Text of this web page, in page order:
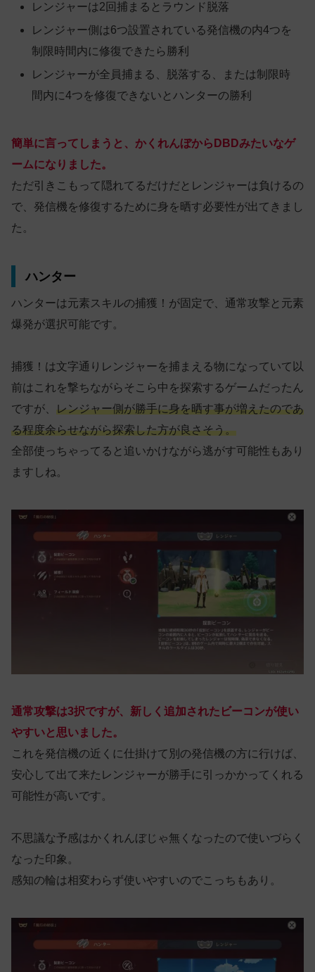
レンジャーは2回捕まるとラウンド脱落
レンジャー側は6つ設置されている発信機の内4つを
制限時間内に修復できたら勝利
レンジャーが全員捕まる、脱落する、または制限時
間内に4つを修復できないとハンターの勝利
簡単に言ってしまうと、かくれんぼからDBDみたいなゲ
ームになりました。
ただ引きこもって隠れてるだけだとレンジャーは負けるの
で、発信機を修復するために身を晒す必要性が出てきまし
た。
ハンター
ハンターは元素スキルの捕獲！が固定で、通常攻撃と元素
爆発が選択可能です。
捕獲！は文字通りレンジャーを捕まえる物になっていて以
前はこれを撃ちながらそこら中を探索するゲームだったん
ですが、 レンジャー側が勝手に身を晒す事が増えたのであ
る程度余らせながら探索した方が良さそう。
全部使っちゃってると追いかけながら逃がす可能性もあり
ますしね。
通常攻撃は3択ですが、新しく追加されたビーコンが使い
やすいと思いました。
これを発信機の近くに仕掛けて別の発信機の方に行けば、
安心して出て来たレンジャーが勝手に引っかかってくれる
可能性が高いです。
不思議な予感はかくれんぼじゃ無くなったので使いづらく
なった印象。
感知の輪は相変わらず使いやすいのでこっちもあり。